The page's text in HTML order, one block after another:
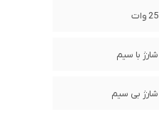
25 وات
شارژ با سیم
شارژ بی سیم